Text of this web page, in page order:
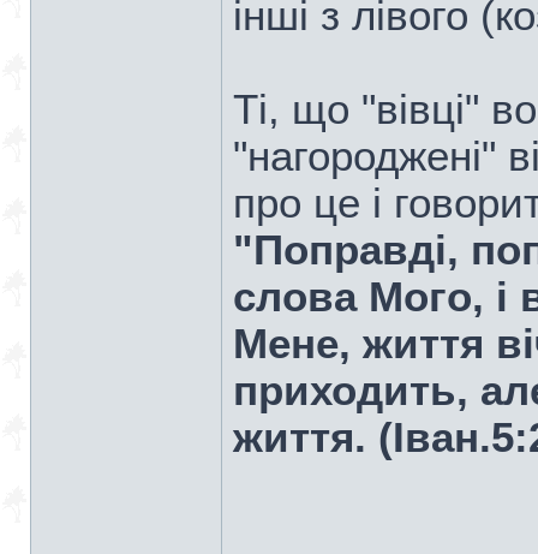
інші з лівого
Ті, що "вівці"
"нагороджені"
про це і
"Поправді,
слова Мого, і
Мене, життя
приходить,
життя.